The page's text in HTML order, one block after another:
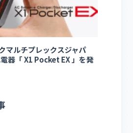
マルチプレックスジャパ
器「 X1 Pocket EX 」を発